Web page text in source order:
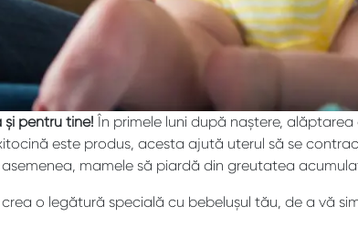
pentru tine! În primele luni după naștere,
este produs, acesta ajută uterul să se
mamele să piardă din greutatea
o legătură specială cu bebelușul tău, de a vă